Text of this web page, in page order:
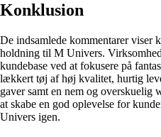
Konklusion
De indsamlede kommentarer viser
holdning til M Univers.
kundebase ved at fokusere på
lækkert tøj af høj kvalitet, hurtig
gaver samt en nem og overskuelig
at skabe en god oplevelse for
Univers igen.